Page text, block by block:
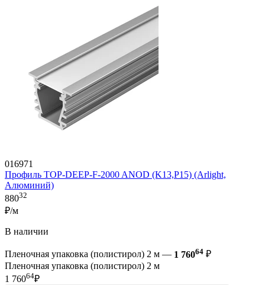
016971
Профиль TOP-DEEP-F-2000 ANOD (K13,P15) (Arlight,
Алюминий)
88032
₽/м
В наличии
Пленочная упаковка (полистирол) 2 м — 1 76064 ₽
Пленочная упаковка (полистирол) 2 м
1 76064₽